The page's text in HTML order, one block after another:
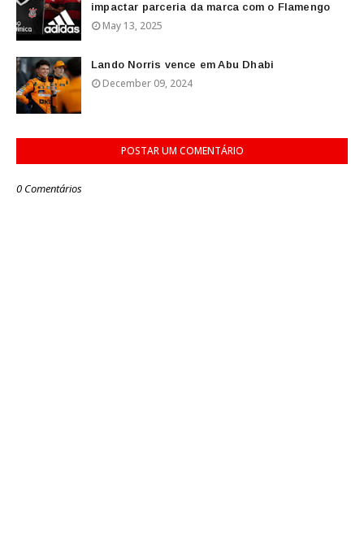
impactar parceria da marca com o Flamengo
May 13, 2025
Lando Norris vence em Abu Dhabi
December 09, 2024
POSTAR UM COMENTÁRIO
0 Comentários